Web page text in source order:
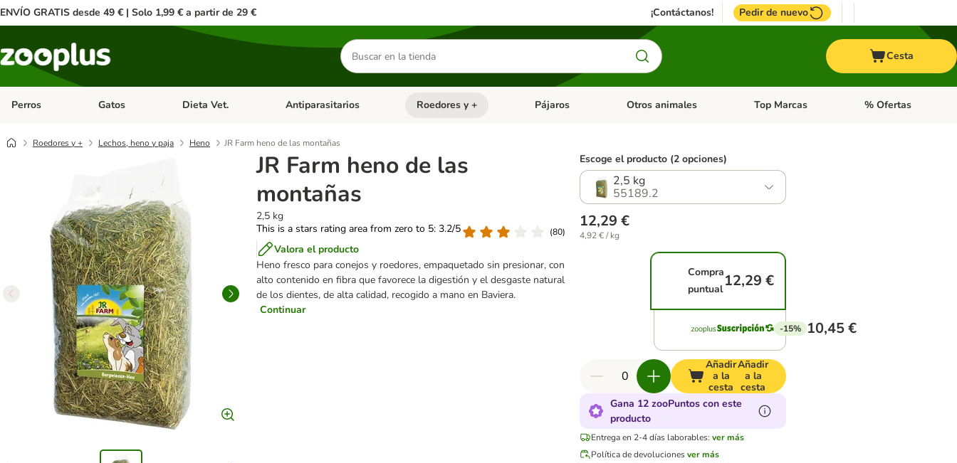
ENVÍO GRATIS desde 49 € | Solo 1,99 € a partir de 29 € ¡Contáctanos! Pedir de nuevo
Buscar
productos
Cesta
Perros Menú de categoria abierto: Perros
Gatos Menú de categoria abierto: Gatos
Dieta Vet. Menú de categoria abierto: Dieta Vet.
Antiparasitarios Menú de categoria abierto: Antiparasitarios
Roedores y + Menú de categoria abierto: Roedores y +
Pájaros Menú de categoria abierto: Pájaros
Otros animales Menú de categoria abierto: Otros animales
Top Marcas Menú de categoria
% Ofertas
Roedores y + Lechos, heno y paja Heno JR Farm heno de las montañas
JR Farm heno de las
montañas
2,5 kg
This is a stars rating area from zero to 5: 3.2/5
(80)
Valora el producto
Heno fresco para conejos y roedores, empaquetado sin presionar, con
alto contenido en fibra que favorece la digestión y el desgaste natural
de los dientes, de alta calidad, recogido a mano en Baviera.
Continuar
Escoge el producto (2 opciones)
2,5 kg
55189.2
12,29 €
4,92 € / kg
Compra
puntual 12,29 €
-15% 10,45 €
Añadir
a la
cesta
Añadir
a la
cesta
Gana 12 zooPuntos con este
producto
Entrega en 2-4 días laborables: ver más
Política de devolucionesver más